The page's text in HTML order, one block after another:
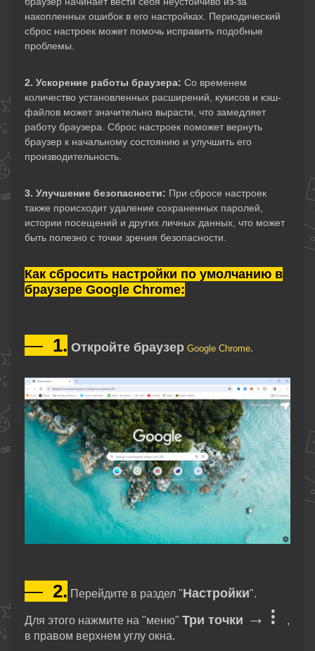
накопленных ошибок в его настройках. Периодический
сброс настроек может помочь исправить подобные
проблемы.
2. Ускорение работы браузера: Со временем
количество установленных расширений, кукисов и кэш-
файлов может значительно вырасти, что замедляет
работу браузера. Сброс настроек поможет вернуть
браузер к начальному состоянию и улучшить его
производительность.
3. Улучшение безопасности: При сбросе настроек
также происходит удаление сохраненных паролей,
истории посещений и других личных данных, что может
быть полезно с точки зрения безопасности.
Как сбросить настройки по умолчанию в
браузере Google Chrome:
— 1. Откройте браузер Google Chrome.
— 2. Перейдите в раздел "Настройки".
Для этого нажмите на "меню" Три точки → ⁝
,
в правом верхнем углу окна.